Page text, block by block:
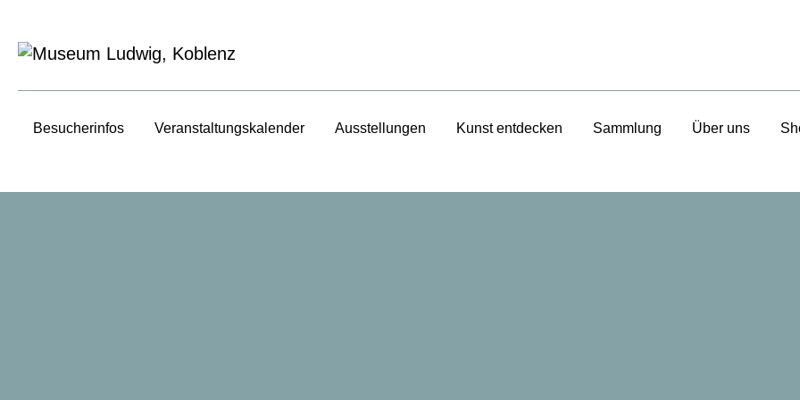
Besucherinfos Veranstaltungs­kalender Ausstellungen Kunst entdecken Sammlung Über uns